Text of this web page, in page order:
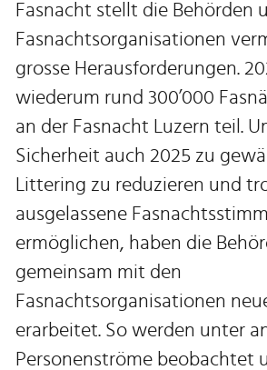
Fasnacht stellt die Behörden
Fasnachtsorganisationen
grosse Herausforderungen.
wiederum rund 300’000
an der Fasnacht Luzern teil.
Sicherheit auch 2025 zu
Littering zu reduzieren und
ausgelassene
ermöglichen, haben die
gemeinsam mit den
Fasnachtsorganisationen
erarbeitet. So werden unter
Personenströme beobachtet